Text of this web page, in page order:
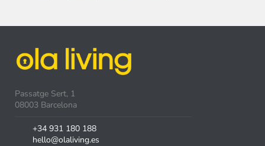
Passatge Sert, 1
08003 Barcelona
+34 931 180 188
hello@olaliving.es